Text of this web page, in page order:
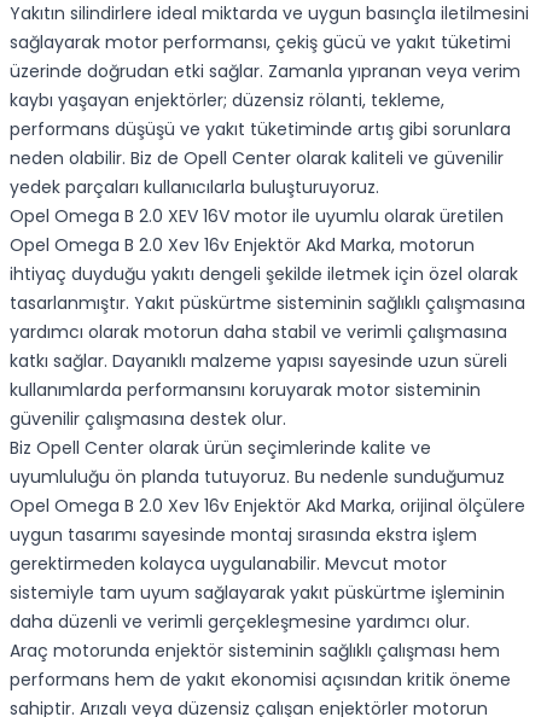
Yakıtın silindirlere ideal miktarda ve uygun basınçla iletilmesini
sağlayarak motor performansı, çekiş gücü ve yakıt tüketimi
üzerinde doğrudan etki sağlar. Zamanla yıpranan veya verim
kaybı yaşayan enjektörler; düzensiz rölanti, tekleme,
performans düşüşü ve yakıt tüketiminde artış gibi sorunlara
neden olabilir. Biz de Opell Center olarak kaliteli ve güvenilir
yedek parçaları kullanıcılarla buluşturuyoruz.
Opel Omega B 2.0 XEV 16V motor ile uyumlu olarak üretilen
Opel Omega B 2.0 Xev 16v Enjektör Akd Marka, motorun
ihtiyaç duyduğu yakıtı dengeli şekilde iletmek için özel olarak
tasarlanmıştır. Yakıt püskürtme sisteminin sağlıklı çalışmasına
yardımcı olarak motorun daha stabil ve verimli çalışmasına
katkı sağlar. Dayanıklı malzeme yapısı sayesinde uzun süreli
kullanımlarda performansını koruyarak motor sisteminin
güvenilir çalışmasına destek olur.
Biz Opell Center olarak ürün seçimlerinde kalite ve
uyumluluğu ön planda tutuyoruz. Bu nedenle sunduğumuz
Opel Omega B 2.0 Xev 16v Enjektör Akd Marka, orijinal ölçülere
uygun tasarımı sayesinde montaj sırasında ekstra işlem
gerektirmeden kolayca uygulanabilir. Mevcut motor
sistemiyle tam uyum sağlayarak yakıt püskürtme işleminin
daha düzenli ve verimli gerçekleşmesine yardımcı olur.
Araç motorunda enjektör sisteminin sağlıklı çalışması hem
performans hem de yakıt ekonomisi açısından kritik öneme
sahiptir. Arızalı veya düzensiz çalışan enjektörler motorun